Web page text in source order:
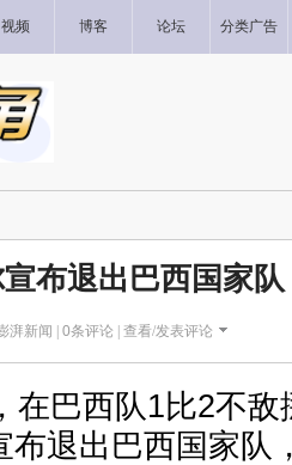
视频 博客 论坛 分类广告
布退出巴西国家
湃新闻 | 0条评论 | 查看/发表评论
在巴西队1比2不敌
布退出巴西国家队